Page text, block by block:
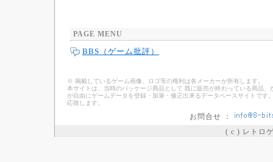
PAGE MENU
BBS（ゲーム批評）
※ 掲載しているゲーム画像、ロゴ等の権利は各メーカーが所有します。
本サイトは、当時のパッケージ商品として 既に販売が終わっている商品
が自由にゲームデータを登録・加筆・修正出来るデータベースサイトで
応致します。
お問合せ ：
( c ) レトロ